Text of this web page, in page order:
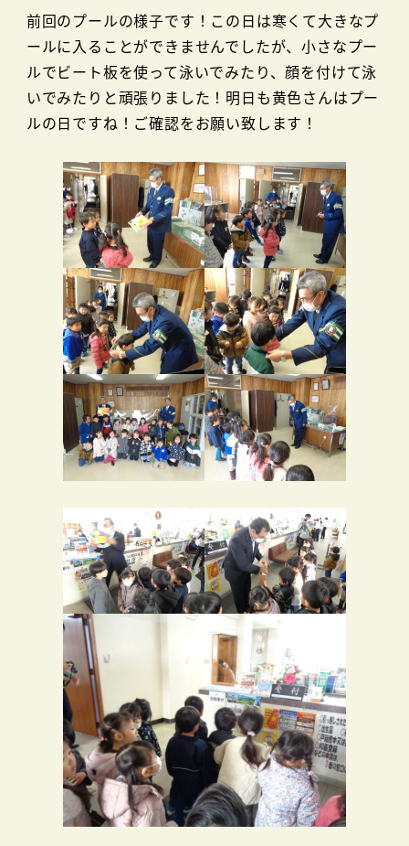
前回のプールの様子です！この日は寒くて大きなプ
ールに入ることができませんでしたが、小さなプー
ルでビート板を使って泳いでみたり、顔を付けて泳
いでみたりと頑張りました！明日も黄色さんはプー
ルの日ですね！ご確認をお願い致します！